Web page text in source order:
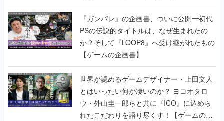
書】
『ガンパレ』の企画書、ついに公開━初代
PSの伝説的タイトルは、なぜ生まれたの
か？そして『LOOP8』へ受け継がれたもの
【ゲームの企画書】
世界が認めるゲームデザイナー・上田文人
とはいったい何が凄いのか？ ヨコオタロ
ウ・外山圭一郎らと共に『ICO』に込めら
れたこだわりを語り尽くす！【ゲームの企